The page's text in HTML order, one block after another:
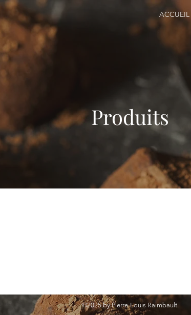
ACCUEIL
Produits
©2025 by Pierre-Louis Raimbault.